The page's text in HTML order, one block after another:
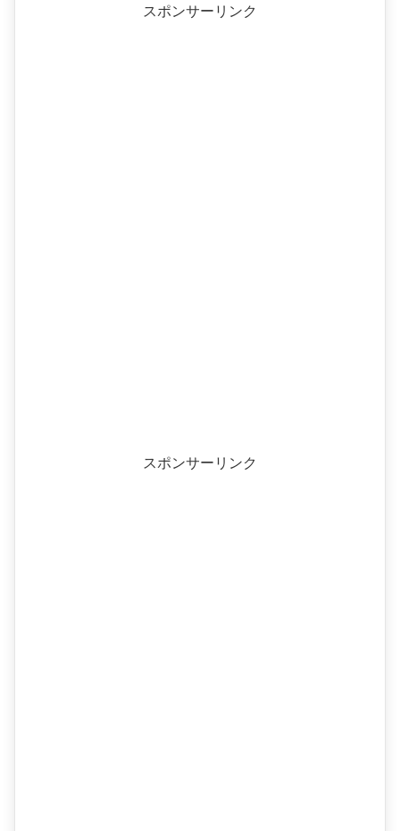
スポンサーリンク
スポンサーリンク